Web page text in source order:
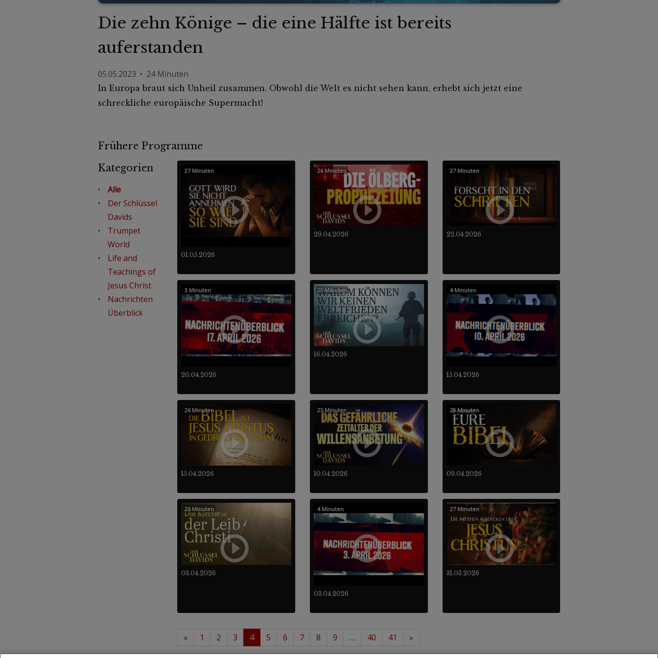
Die zehn Könige – die eine Hälfte ist bereits
auferstanden
05.05.2023 • 24 Minuten
In Europa braut sich Unheil zusammen. Obwohl die Welt es nicht sehen kann, erhebt sich jetzt eine
schreckliche europäische Supermacht!
Frühere Programme
Kategorien
Alle
Der Schlüssel
Davids
Trumpet
World
Life and
Teachings of
Jesus Christ
Nachrichten
Überblick
01.05.2026
27 Minuten
29.04.2026
26 Minuten
22.04.2026
27 Minuten
20.04.2026
3 Minuten
16.04.2026
25 Minuten
15.04.2026
4 Minuten
15.04.2026
26 Minuten
10.04.2026
25 Minuten
09.04.2026
28 Minuten
03.04.2026
26 Minuten
03.04.2026
4 Minuten
31.03.2026
27 Minuten
« 1 2 3 4 5 6 7 8 9 … 40 41
»